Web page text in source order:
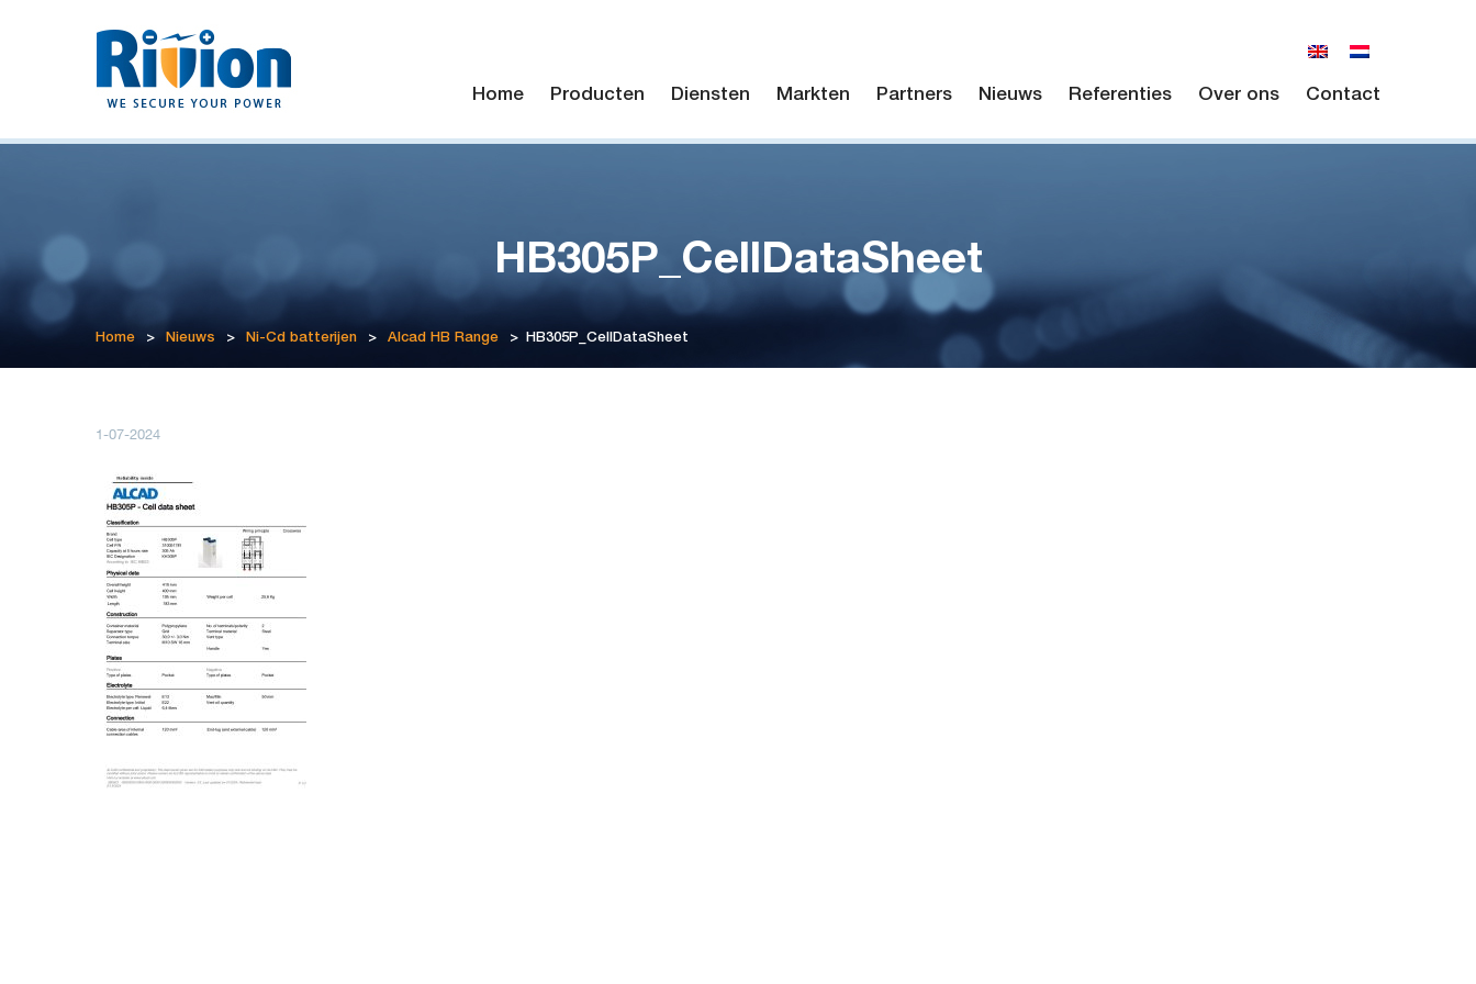
Home Producten Diensten Markten Partners Nieuws Referenties Over ons Contact
HB305P_CellDataSheet
Home > Nieuws > Ni-Cd batterijen > Alcad HB Range > HB305P_CellDataSheet
1-07-2024